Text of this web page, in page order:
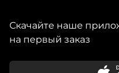
Скачайте наше
на первый заказ